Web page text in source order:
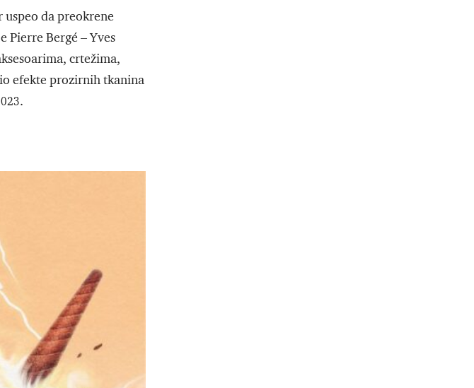
da preokrene
Pierre Bergé – Yves
crtežima,
efekte prozirnih tkanina